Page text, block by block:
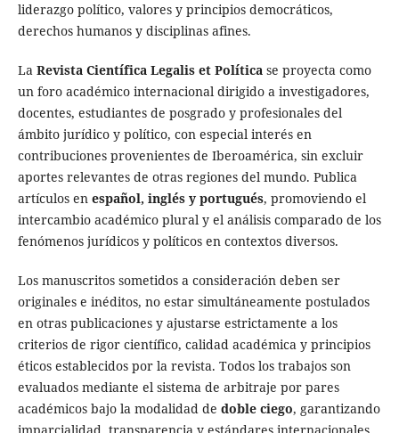
liderazgo político, valores y principios democráticos,
derechos humanos y disciplinas afines.
La Revista Científica Legalis et Políticase proyecta como
un foro académico internacional dirigido a investigadores,
docentes, estudiantes de posgrado y profesionales del
ámbito jurídico y político, con especial interés en
contribuciones provenientes de Iberoamérica, sin excluir
aportes relevantes de otras regiones del mundo. Publica
artículos en español, inglés y portugués, promoviendo el
intercambio académico plural y el análisis comparado de los
fenómenos jurídicos y políticos en contextos diversos.
Los manuscritos sometidos a consideración deben ser
originales e inéditos, no estar simultáneamente postulados
en otras publicaciones y ajustarse estrictamente a los
criterios de rigor científico, calidad académica y principios
éticos establecidos por la revista. Todos los trabajos son
evaluados mediante el sistema de arbitraje por pares
académicos bajo la modalidad de doble ciego, garantizando